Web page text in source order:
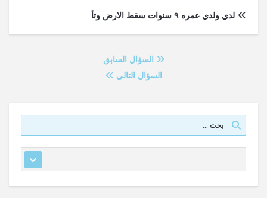
لدي ولدي عمره ٩ سنوات سقط الارض وتأ
السؤال السابق
السؤال التالي